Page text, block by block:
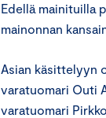
Edellä mainituilla
mainonnan
Asian käsittelyyn
varatuomari Outi
varatuomari